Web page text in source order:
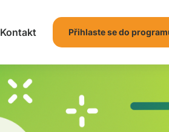
Kontakt Přihlaste se do